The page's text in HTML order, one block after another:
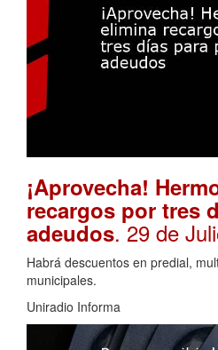
¡Aprovecha!
recargos por tres
adeudos. 29 de
Habrá descuentos en predial,
municipales.
Uniradio Informa